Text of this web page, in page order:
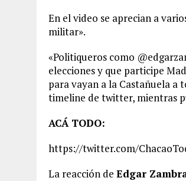
En el video se aprecian a
militar».
«Politiqueros como
elecciones y que participe
para vayan a la Castañuela a
timeline de twitter, mientras
ACÁ TODO:
https://twitter.com/
La reacción de Edgar